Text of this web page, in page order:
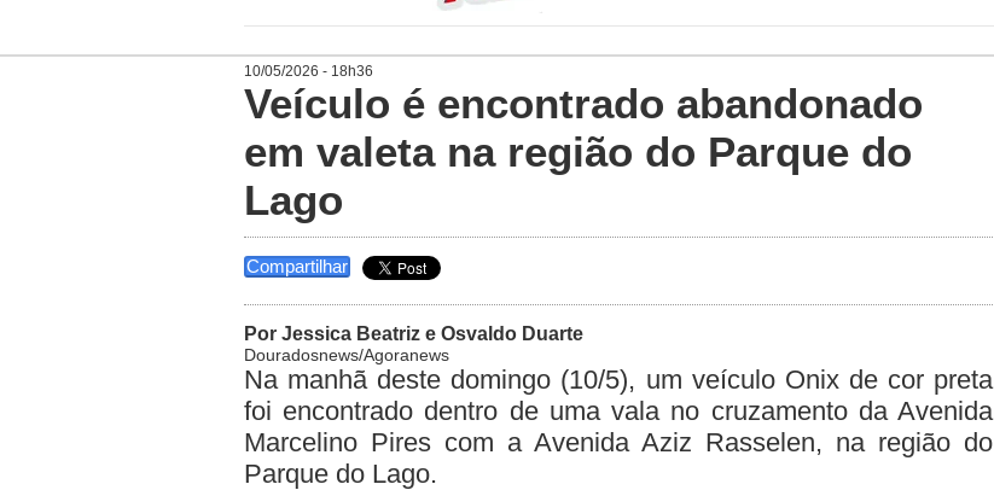
10/05/2026 - 18h36
Veículo é encontrado abandonado
em valeta na região do Parque do
Lago
Compartilhar
Por Jessica Beatriz e Osvaldo Duarte
Douradosnews/Agoranews
Na manhã deste domingo (10/5), um veículo Onix de cor preta
foi encontrado dentro de uma vala no cruzamento da Avenida
Marcelino Pires com a Avenida Aziz Rasselen, na região do
Parque do Lago.